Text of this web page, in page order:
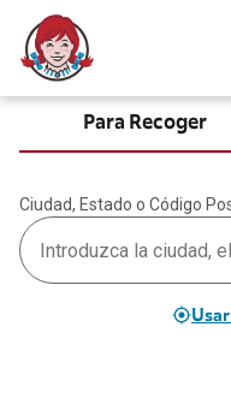
Para Recoger
Ciudad, Estado o Código